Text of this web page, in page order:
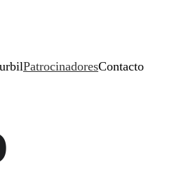
PatrocinadoresContacto